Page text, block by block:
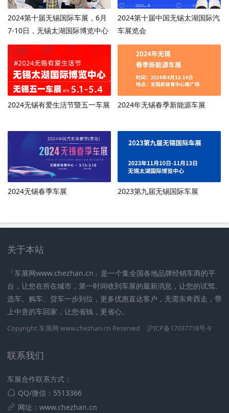
2024第十届无锡国际车展，6月
7-10日，无锡太湖国际博览中心
2024第十届中国无锡太湖国际汽
车展览会
2024无锡有爱生活节暨五一车展 2024年无锡春季新能源车展
2024无锡春季车展 2023第九届无锡国际车展
关于本站
「车展网www.chezhan.cn」是一个集全国各地品牌经销车商的平
台，让您在所在城市，第一时间收到车展的最新消息，让您的试驾、
选车、购车、贷车一步到位，更多优惠直达客户，无需东奔西走，带
上中意的车回家，让您省钱，更省心。
Copyright 车展网 www.chezhan.cn Reserved 沪ICP备17037718号-9
联系我们
车展合作联系方式：
QQ/微信：5513366
网址：www.chezhan.cn